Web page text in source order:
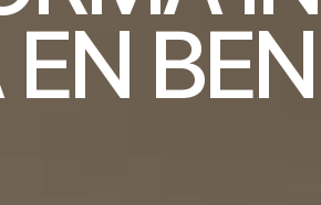
EN BEN